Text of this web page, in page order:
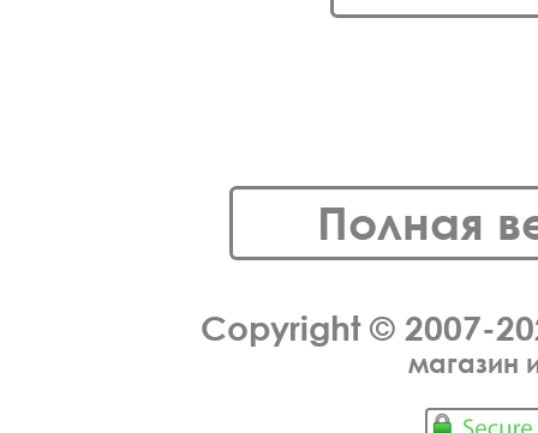
Полная
Copyright © 2007-
магазин